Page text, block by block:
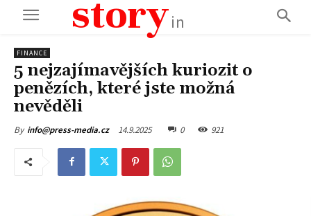
storyin
FINANCE
5 nejzajímavějších kuriozit o
penězích, které jste možná
nevěděli
By info@press-media.cz 14.9.2025 0 921